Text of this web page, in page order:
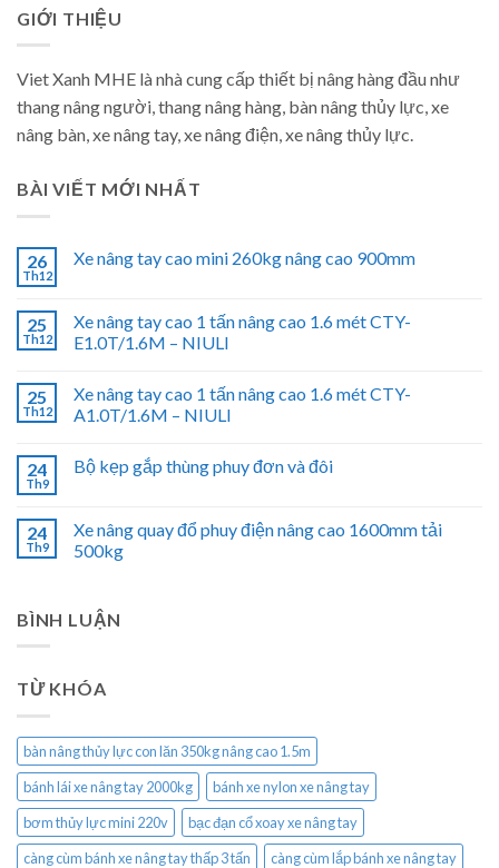
GIỚI THIỆU
Viet Xanh MHE là nhà cung cấp thiết bị nâng hàng đầu như
thang nâng người, thang nâng hàng, bàn nâng thủy lực, xe
nâng bàn, xe nâng tay, xe nâng điện, xe nâng thủy lực.
BÀI VIẾT MỚI NHẤT
26
Th12
Xe nâng tay cao mini 260kg nâng cao 900mm
25
Th12
Xe nâng tay cao 1 tấn nâng cao 1.6 mét CTY-
E1.0T/1.6M – NIULI
25
Th12
Xe nâng tay cao 1 tấn nâng cao 1.6 mét CTY-
A1.0T/1.6M – NIULI
24
Th9
Bộ kẹp gắp thùng phuy đơn và đôi
24
Th9
Xe nâng quay đổ phuy điện nâng cao 1600mm tải
500kg
BÌNH LUẬN
TỪ KHÓA
bàn nâng thủy lực con lăn 350kg nâng cao 1.5m
bánh lái xe nâng tay 2000kg
bánh xe nylon xe nâng tay
bơm thủy lực mini 220v
bạc đạn cổ xoay xe nâng tay
càng cùm bánh xe nâng tay thấp 3 tấn
càng cùm lắp bánh xe nâng tay